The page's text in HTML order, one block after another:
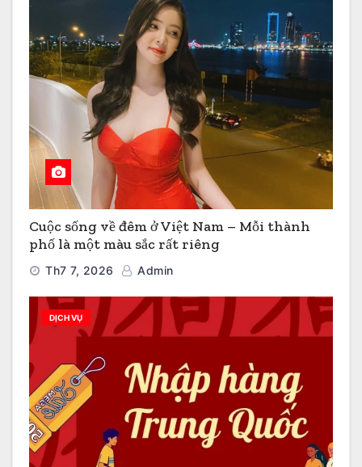
Cuộc sống về đêm ở Việt Nam – Mỗi thành
phố là một màu sắc rất riêng
Th7 7, 2026 Admin
DỊCH VỤ